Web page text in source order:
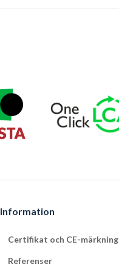
Information
Certifikat och CE-märkning
Referenser